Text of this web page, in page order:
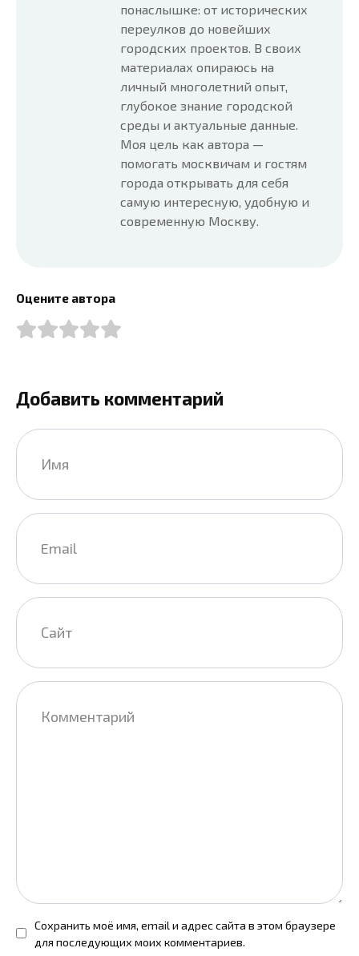
понаслышке: от исторических
переулков до новейших
городских проектов. В своих
материалах опираюсь на
личный многолетний опыт,
глубокое знание городской
среды и актуальные данные.
Моя цель как автора —
помогать москвичам и гостям
города открывать для себя
самую интересную, удобную и
современную Москву.
Оцените автора
Добавить комментарий
Имя
Email
Сайт
Комментарий
Сохранить моё имя, email и адрес сайта в этом браузере
для последующих моих комментариев.